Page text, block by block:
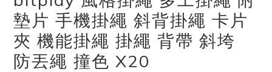
墊片 手機掛繩 斜背掛繩 卡片
夾 機能掛繩 掛繩 背帶 斜垮
防丟繩 撞色 X20